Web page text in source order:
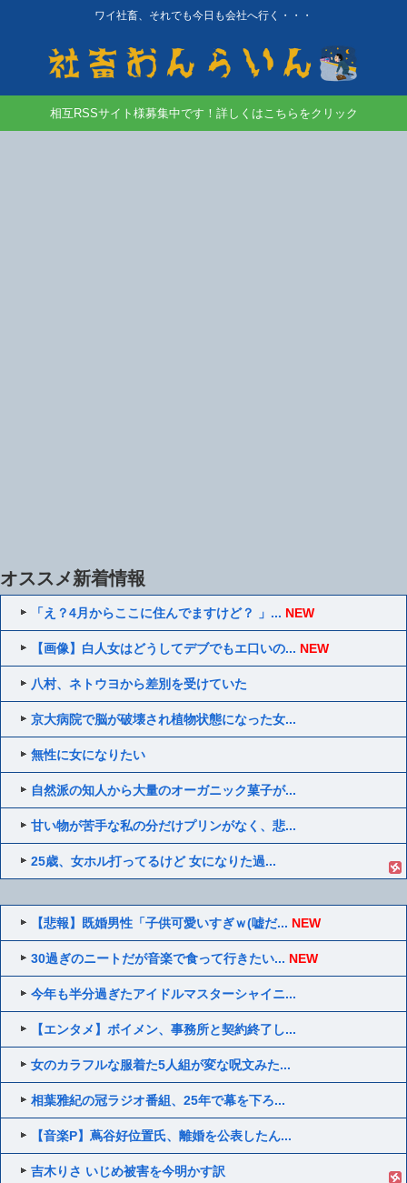
ワイ社畜、それでも今日も会社へ行く・・・
相互RSSサイト様募集中です！詳しくはこちらをクリック
オススメ新着情報
「え？4月からここに住んでますけど？ 」... NEW
【画像】白人女はどうしてデブでもエ口いの... NEW
八村、ネトウヨから差別を受けていた
京大病院で脳が破壊され植物状態になった女...
無性に女になりたい
自然派の知人から大量のオーガニック菓子が...
甘い物が苦手な私の分だけプリンがなく、悲...
25歳、女ホル打ってるけど 女になりた過...
【悲報】既婚男性「子供可愛いすぎｗ(嘘だ... NEW
30過ぎのニートだが音楽で食って行きたい... NEW
今年も半分過ぎたアイドルマスターシャイニ...
【エンタメ】ボイメン、事務所と契約終了し...
女のカラフルな服着た5人組が変な呪文みた...
相葉雅紀の冠ラジオ番組、25年で幕を下ろ...
【音楽P】蔦谷好位置氏、離婚を公表したん...
吉木りさ いじめ被害を今明かす訳